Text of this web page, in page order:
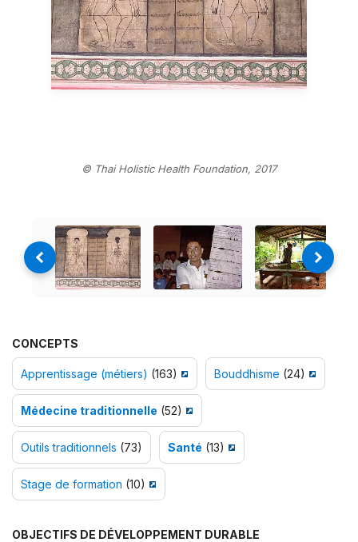
© Thai Holistic Health Foundation, 2017
CONCEPTS
Apprentissage (métiers) (163) Bouddhisme (24)
Médecine traditionnelle (52)
Outils traditionnels (73) Santé (13)
Stage de formation (10)
OBJECTIFS DE DÉVELOPPEMENT DURABLE